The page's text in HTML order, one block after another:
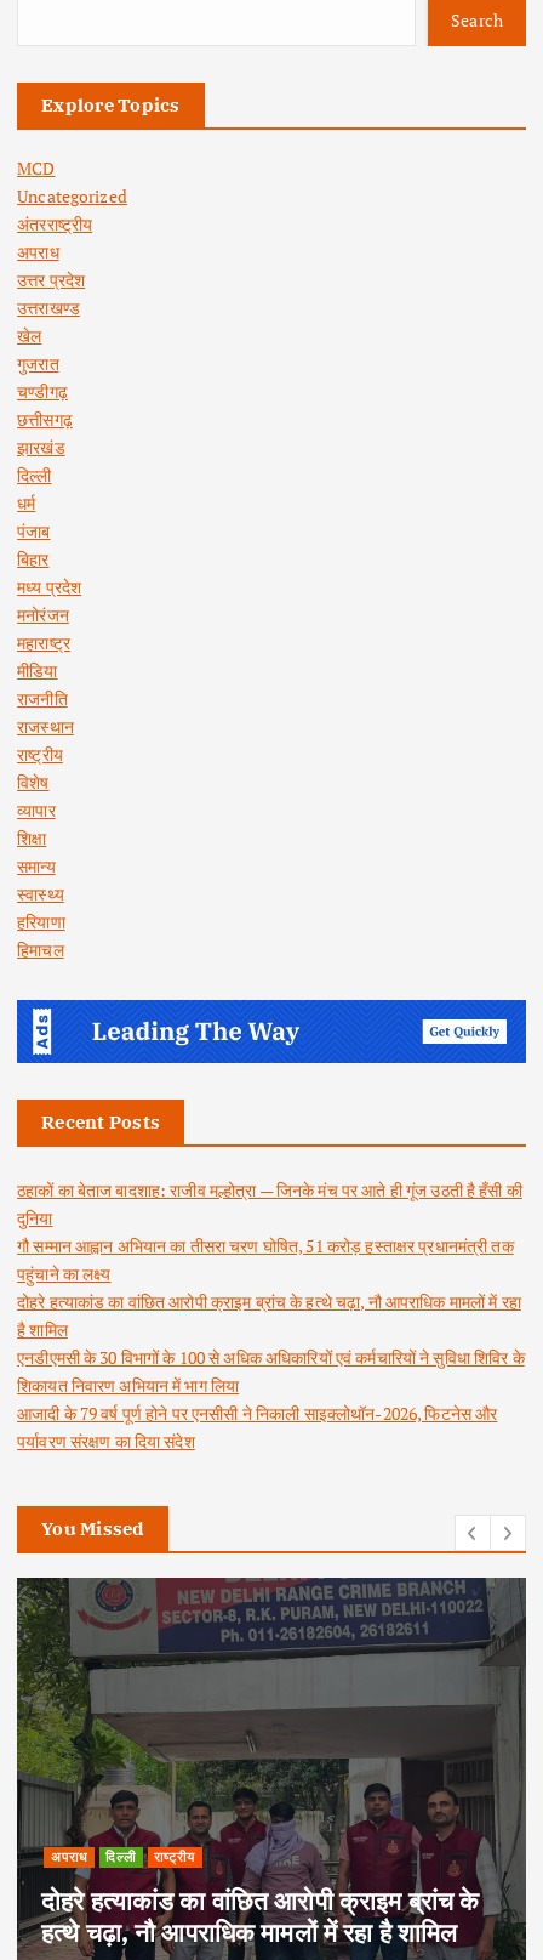
Search
Explore Topics
MCD
Uncategorized
अंतरराष्ट्रीय
अपराध
उत्तर प्रदेश
उत्तराखण्ड
खेल
गुजरात
चण्डीगढ़
छत्तीसगढ़
झारखंड
दिल्ली
धर्म
पंजाब
बिहार
मध्य प्रदेश
मनोरंजन
महाराष्ट्र
मीडिया
राजनीति
राजस्थान
राष्ट्रीय
विशेष
व्यापार
शिक्षा
समान्य
स्वास्थ्य
हरियाणा
हिमाचल
Recent Posts
ठहाकों का बेताज बादशाह: राजीव मल्होत्रा — जिनके मंच पर आते ही गूंज उठती है हँसी की
दुनिया
गौ सम्मान आह्वान अभियान का तीसरा चरण घोषित, 51 करोड़ हस्ताक्षर प्रधानमंत्री तक
पहुंचाने का लक्ष्य
दोहरे हत्याकांड का वांछित आरोपी क्राइम ब्रांच के हत्थे चढ़ा, नौ आपराधिक मामलों में रहा
है शामिल
एनडीएमसी के 30 विभागों के 100 से अधिक अधिकारियों एवं कर्मचारियों ने सुविधा शिविर के
शिकायत निवारण अभियान में भाग लिया
आजादी के 79 वर्ष पूर्ण होने पर एनसीसी ने निकाली साइक्लोथॉन-2026, फिटनेस और
पर्यावरण संरक्षण का दिया संदेश
You Missed
अपराध दिल्ली राष्ट्रीय
दोहरे हत्याकांड का वांछित आरोपी क्राइम ब्रांच के
हत्थे चढ़ा, नौ आपराधिक मामलों में रहा है शामिल